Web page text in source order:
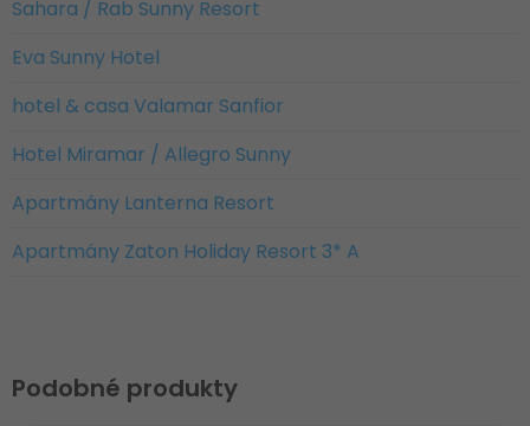
Sahara / Rab Sunny Resort
Eva Sunny Hotel
hotel & casa Valamar Sanfior
Hotel Miramar / Allegro Sunny
Apartmány Lanterna Resort
Apartmány Zaton Holiday Resort 3* A
Podobné produkty